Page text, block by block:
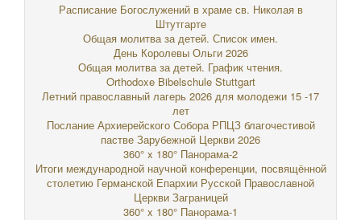
Расписание Богослужений в храме св. Николая в
Штутгарте
Общая молитва за детей. Список имен.
День Королевы Ольги 2026
Общая молитва за детей. График чтения.
Orthodoxe Bibelschule Stuttgart
Летний православный лагерь 2026 для молодежи 15 -17
лет
Послание Архиерейского Собора РПЦЗ благочестивой
пастве Зарубежной Церкви 2026
360° x 180° Панорама-2
Итоги международной научной конференции, посвящённой
столетию Германской Епархии Русской Православной
Церкви Заграницей
360° x 180° Панорама-1